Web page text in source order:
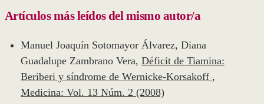
Artículos más leídos del mismo autor/a
Manuel Joaquín Sotomayor Álvarez, Diana
Guadalupe Zambrano Vera, Déficit de Tiamina:
Beriberi y síndrome de Wernicke-Korsakoff ,
Medicina: Vol. 13 Núm. 2 (2008)